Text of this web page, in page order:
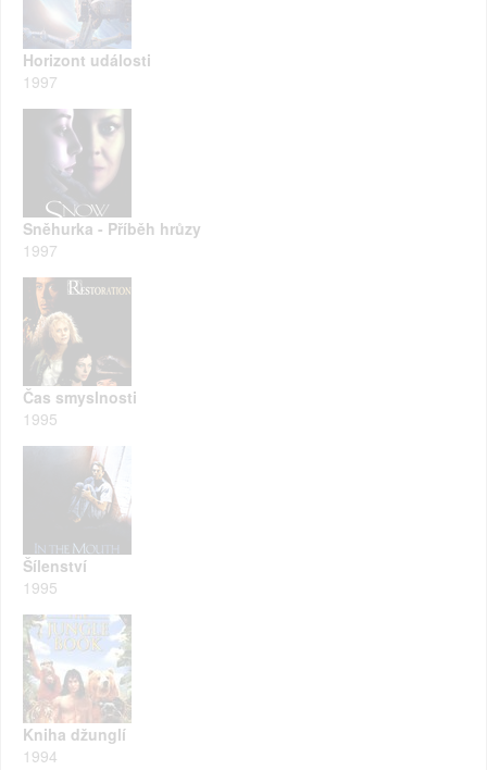
Horizont události
1997
Sněhurka - Příběh hrůzy
1997
Čas smyslnosti
1995
Šílenství
1995
Kniha džunglí
1994